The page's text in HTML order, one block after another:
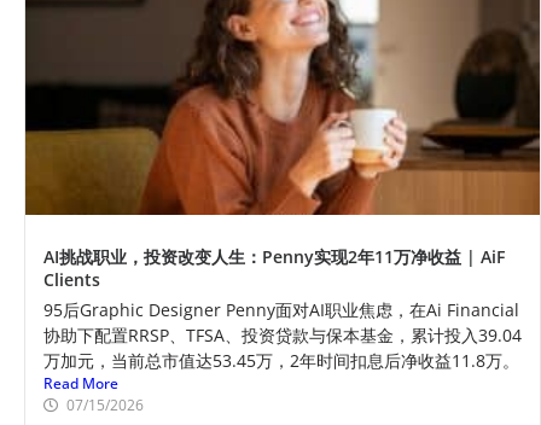
AI挑战职业，投资改变人生：Penny实现2年11万净收益 | AiF
Clients
95后Graphic Designer Penny面对AI职业焦虑，在Ai Financial
协助下配置RRSP、TFSA、投资贷款与保本基金，累计投入39.04
万加元，当前总市值达53.45万，2年时间扣息后净收益11.8万。
Read More
07/15/2026